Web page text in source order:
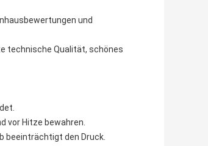
und
technische Qualität, schönes
vor Hitze bewahren.
beeinträchtigt den Druck.